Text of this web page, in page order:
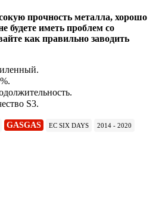
прочность металла, хорошо
будете иметь проблем со
как правильно заводить
S3.
GASGAS EC SIX DAYS 2014 - 2020